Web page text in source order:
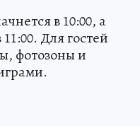
в 10:00, а
Для гостей
фотозоны и